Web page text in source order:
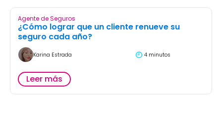
Agente de Seguros
¿Cómo lograr que un cliente renueve su
seguro cada año?
Karina Estrada 4 minutos
Leer más